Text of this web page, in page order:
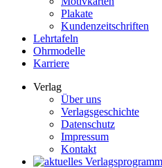
Plakate
Kundenzeitschriften
Lehrtafeln
Ohrmodelle
Karriere
Verlag
Über uns
Verlagsgeschichte
Datenschutz
Impressum
Kontakt